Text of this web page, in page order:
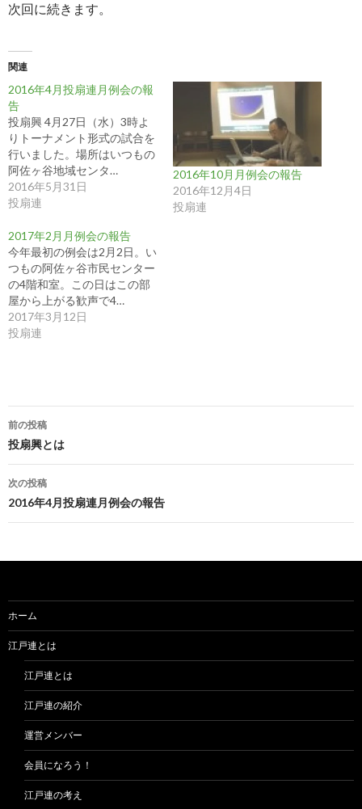
次回に続きます。
関連
2016年4月投扇連月例会の報
告
投扇興 4月27日（水）3時よ
りトーナメント形式の試合を
行いました。場所はいつもの
阿佐ヶ谷地域センタ…
2016年5月31日
投扇連
2016年10月月例会の報告
2016年12月4日
投扇連
2017年2月月例会の報告
今年最初の例会は2月2日。い
つもの阿佐ヶ谷市民センター
の4階和室。この日はこの部
屋から上がる歓声で4…
2017年3月12日
投扇連
投
稿
ナ
ビ
ゲ
ー
ョ
ン
前の投稿
投扇興とは
次の投稿
2016年4月投扇連月例会の報告
ホーム
江戸連とは
江戸連とは
江戸連の紹介
運営メンバー
会員になろう！
江戸連の考え